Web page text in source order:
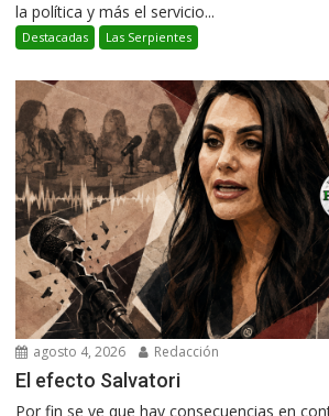
la política y más el servicio...
Destacadas Las Serpientes
agosto 4, 2026 Redacción
El efecto Salvatori
Por fin se ve que hay consecuencias en